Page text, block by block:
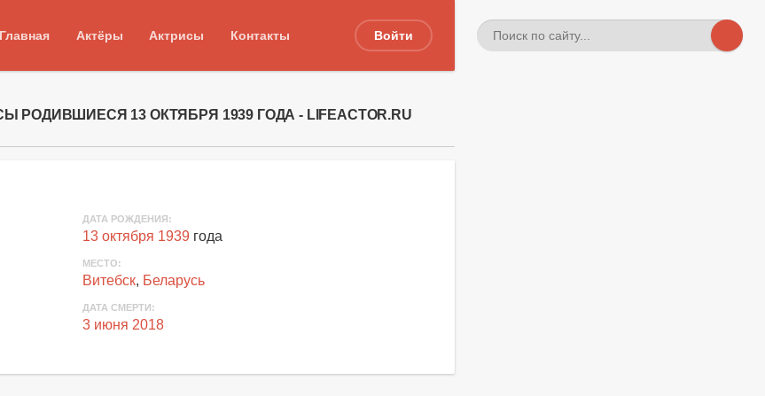
Главная Актёры Актрисы Контакты Войти
РОДИВШИЕСЯ 13 ОКТЯБРЯ 1939 ГОДА - LIFEACTOR.RU
ДАТА РОЖДЕНИЯ:
13 октября 1939 года
МЕСТО:
Витебск, Беларусь
ДАТА СМЕРТИ:
3 июня 2018